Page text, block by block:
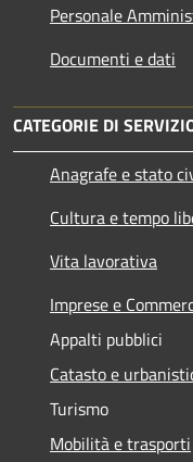
Personale
Documenti e dati
CATEGORIE DI
Anagrafe e stato
Cultura e tempo
Vita lavorativa
Imprese e
Appalti pubblici
Catasto e
Turismo
Mobilità e trasporti